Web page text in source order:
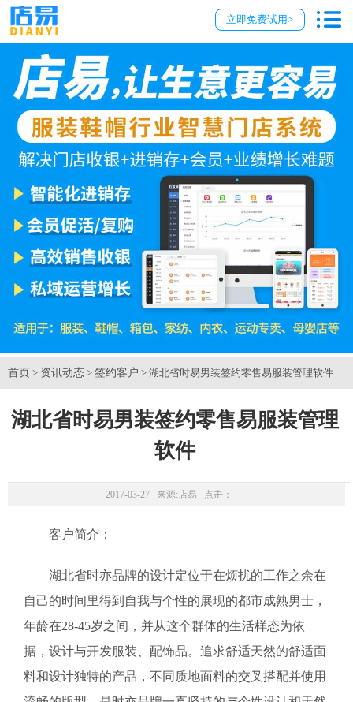
立即免费试用>
首页 > 资讯动态 > 签约客户 > 湖北省时易男装签约零售易服装管理软件
湖北省时易男装签约零售易服装管理
软件
2017-03-27 来源:店易 点击：
客户简介：
湖北省时亦品牌的设计定位于在烦扰的工作之余在
自己的时间里得到自我与个性的展现的都市成熟男士，
年龄在28-45岁之间，并从这个群体的生活样态为依
据，设计与开发服装、配饰品。追求舒适天然的舒适面
料和设计独特的产品，不同质地面料的交叉搭配并使用